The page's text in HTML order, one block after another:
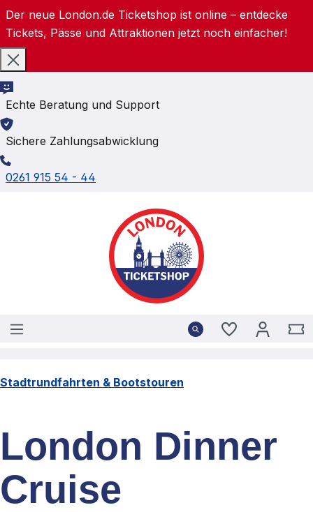
Zum Hauptinhalt springen
Der neue London.de Ticketshop ist online – entdecke
Tickets, Pässe und Attraktionen jetzt noch einfacher!
Echte Beratung und Support
Sichere Zahlungsabwicklung
0261 915 54 - 44
Du hast 0
Stadtrundfahrten & Bootstouren
London Dinner
Cruise